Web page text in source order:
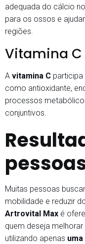
adequada do cálcio
para os ossos e
regiões.
Vitamina C
A vitamina C
como antioxidante,
processos
conjuntivos.
Muitas pessoas
mobilidade e reduzir
Artrovital Max é
quem deseja
utilizando apenas